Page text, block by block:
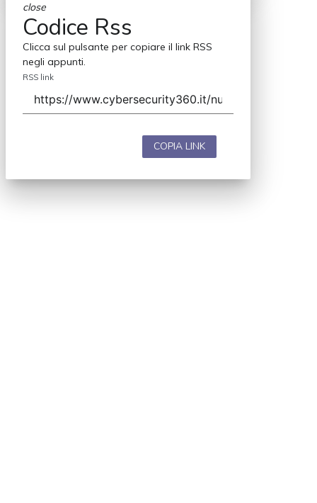
close
Codice Rss
Clicca sul pulsante per copiare il link RSS
negli appunti.
RSS link
COPIA LINK